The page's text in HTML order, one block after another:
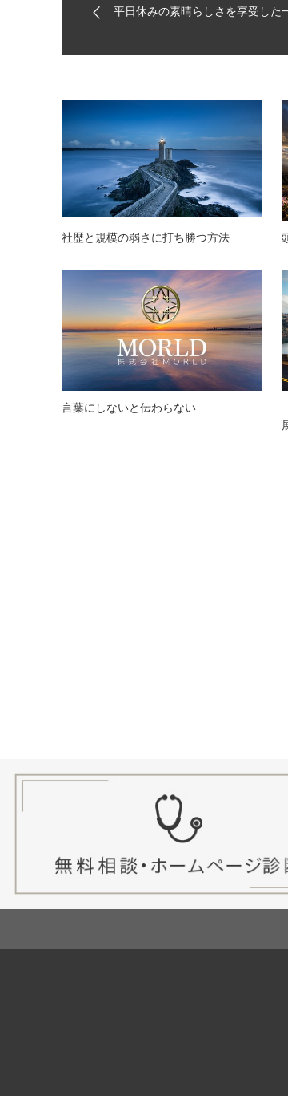
平日休みの素晴らしさを享受した
社歴と規模の弱さに打ち勝つ方法
言葉にしないと伝わらない